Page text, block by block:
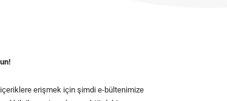
erişmek için şimdi e-bültenimize